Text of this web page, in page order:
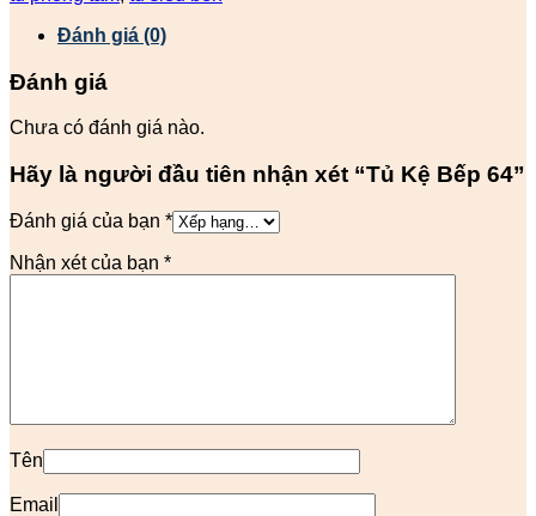
Đánh giá (0)
Đánh giá
Chưa có đánh giá nào.
Hãy là người đầu tiên nhận xét “Tủ Kệ Bếp 64”
Đánh giá của bạn *
Nhận xét của bạn *
Tên
Email